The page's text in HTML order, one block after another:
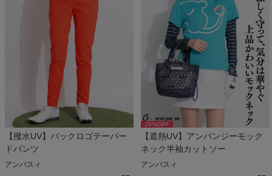
【撥水UV】バックロゴテーパー
ドパンツ
アンパスィ
20%OFF
【遮熱UV】アンパンジーモック
ネック半袖カットソー
アンパスィ